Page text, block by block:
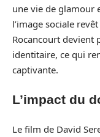
une vie de glamour
l’image sociale
Rocancourt devient
identitaire, ce qui
captivante.
L’impact du
Le film de David